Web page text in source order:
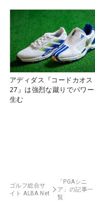
アディダス『コードカオス
27』は強烈な蹴りでパワー
生む
ゴルフ総合サ
イト ALBA Net
「PGAシニ
ア」の記事一
覧